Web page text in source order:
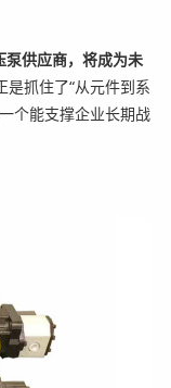
泵供应商，将成为未
抓住了“从元件到系
个能支撑企业长期战